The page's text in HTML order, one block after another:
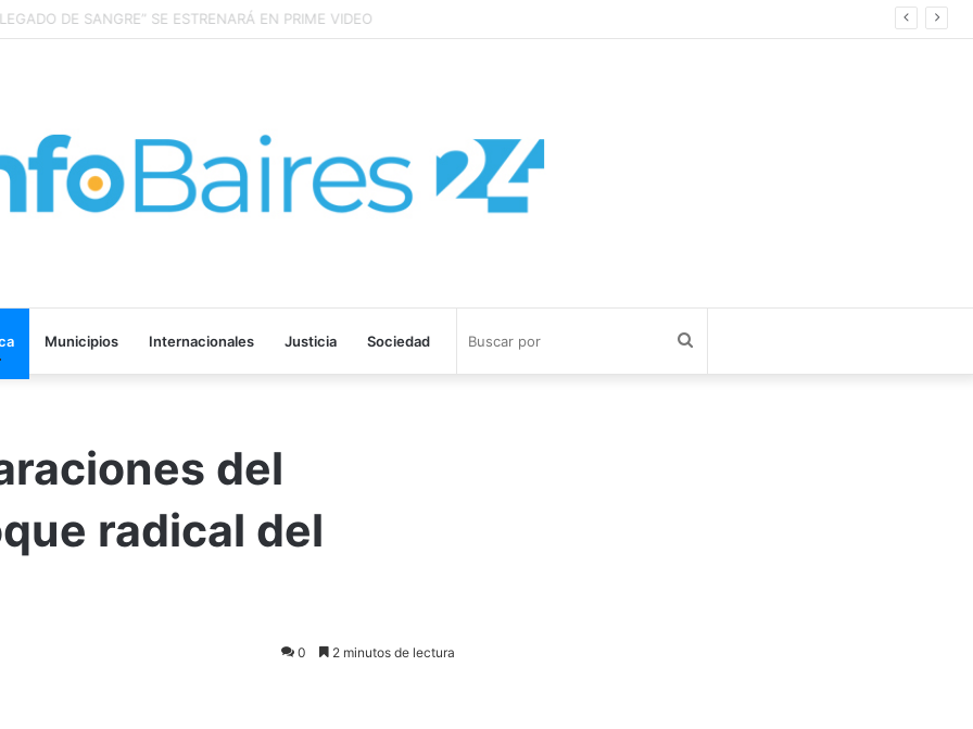
la trampa de discutir la propiedad privada como si fuera una sola cosa
Municipios Internacionales Justicia Sociedad
del
radical del
0 2 minutos de lectura